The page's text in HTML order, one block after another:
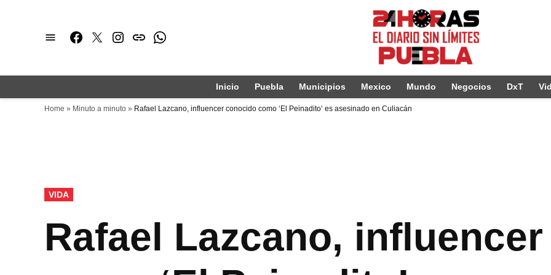
Facebook
TwitterInstagram
issuuWhatsapp
Inicio Puebla Municipios Mexico Mundo Negocios DxT
Home » Minuto a minuto » Rafael Lazcano, influencer conocido como ‘El Peinadito’ es asesinado en Culiacán
PUBLICADO
EN
VIDA
Rafael Lazcano,